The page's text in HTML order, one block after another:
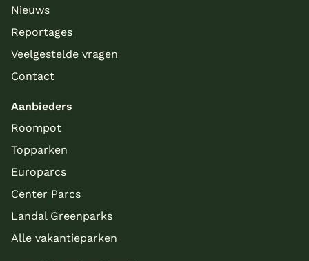
Nieuws
Reportages
Veelgestelde vragen
Contact
Aanbieders
Roompot
Topparken
Europarcs
Center Parcs
Landal Greenparks
Alle vakantieparken